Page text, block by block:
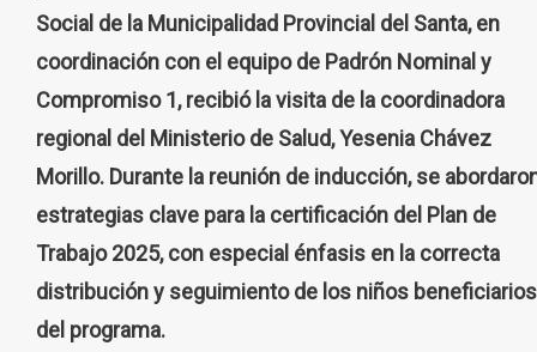
Social de la Municipalidad Provincial del Santa, en
coordinación con el equipo de Padrón Nominal y
Compromiso 1, recibió la visita de la coordinadora
regional del Ministerio de Salud, Yesenia Chávez
Morillo. Durante la reunión de inducción, se
estrategias clave para la certificación del Plan de
Trabajo 2025, con especial énfasis en la correcta
distribución y seguimiento de los niños beneficiarios
del programa.